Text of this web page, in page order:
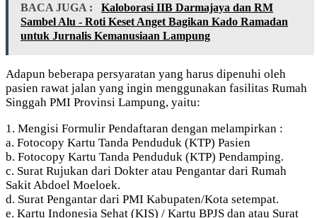
BACA JUGA :
Kaloborasi IIB Darmajaya dan RM
Sambel Alu - Roti Keset Anget Bagikan Kado Ramadan
untuk Jurnalis Kemanusiaan Lampung
Adapun beberapa persyaratan yang harus dipenuhi oleh
pasien rawat jalan yang ingin menggunakan fasilitas Rumah
Singgah PMI Provinsi Lampung, yaitu:
1. Mengisi Formulir Pendaftaran dengan melampirkan :
a. Fotocopy Kartu Tanda Penduduk (KTP) Pasien
b. Fotocopy Kartu Tanda Penduduk (KTP) Pendamping.
c. Surat Rujukan dari Dokter atau Pengantar dari Rumah
Sakit Abdoel Moeloek.
d. Surat Pengantar dari PMI Kabupaten/Kota setempat.
e. Kartu Indonesia Sehat (KIS) / Kartu BPJS dan atau Surat